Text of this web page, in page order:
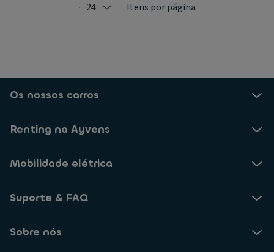
Selected: 24
24 Itens por página
Os nossos carros
Renting na Ayvens
Mobilidade elétrica
Suporte & FAQ
Sobre nós